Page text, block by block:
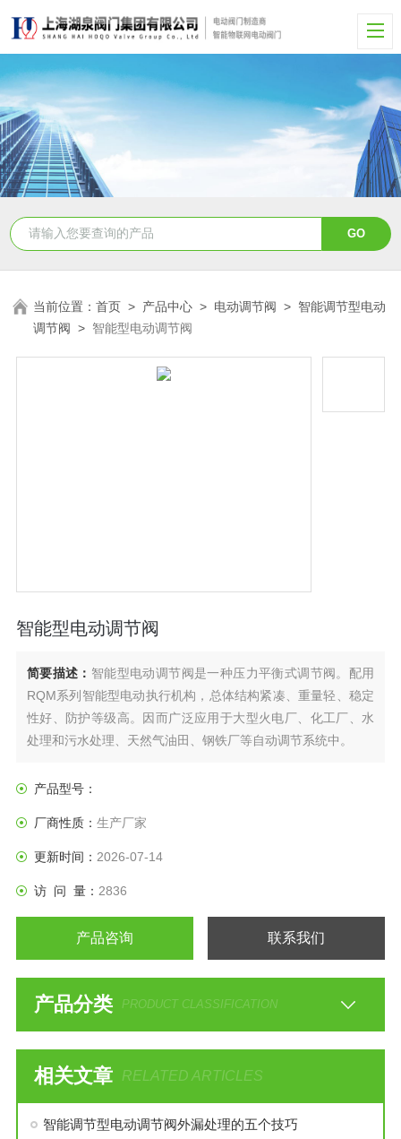
当前位置：首页 > 产品中心 > 电动调节阀 > 智能调节型电动
调节阀 > 智能型电动调节阀
智能型电动调节阀
简要描述： 智能型电动调节阀是一种压力平衡式调节阀。配用
RQM系列智能型电动执行机构，总体结构紧凑、重量轻、稳定
性好、防护等级高。因而广泛应用于大型火电厂、化工厂、水
处理和污水处理、天然气油田、钢铁厂等自动调节系统中。
产品型号：
厂商性质： 生产厂家
更新时间： 2026-07-14
访 问 量： 2836
产品咨询 联系我们
产品分类 PRODUCT CLASSIFICATION
相关文章 RELATED ARTICLES
智能调节型电动调节阀外漏处理的五个技巧